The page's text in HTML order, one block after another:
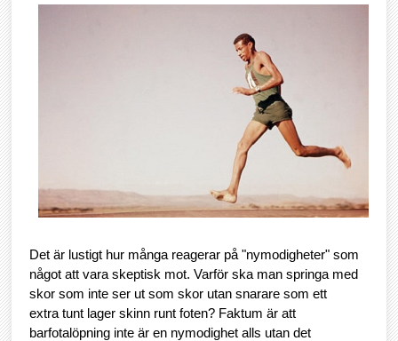
Det är lustigt hur många reagerar på "nymodigheter" som
något att vara skeptisk mot. Varför ska man springa med
skor som inte ser ut som skor utan snarare som ett
extra tunt lager skinn runt foten? Faktum är att
barfotalöpning inte är en nymodighet alls utan det